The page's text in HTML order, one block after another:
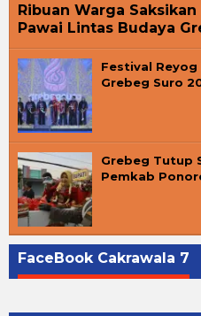
Ribuan Warga
Pawai Lintas Budaya
Festival Reyog
Grebeg Suro
Grebeg Tutup
Pemkab
FaceBook Cakrawala 7